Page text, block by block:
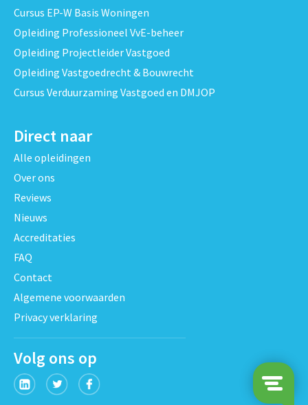
Cursus EP-W Basis Woningen
Opleiding Professioneel VvE-beheer
Opleiding Projectleider Vastgoed
Opleiding Vastgoedrecht & Bouwrecht
Cursus Verduurzaming Vastgoed en DMJOP
Direct naar
Alle opleidingen
Over ons
Reviews
Nieuws
Accreditaties
FAQ
Contact
Algemene voorwaarden
Privacy verklaring
Volg ons op